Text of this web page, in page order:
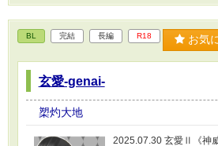
BL 完結 長編 R18 お気
玄愛-genai-
槊灼大地
2025.07.30 玄愛Ⅱ《神